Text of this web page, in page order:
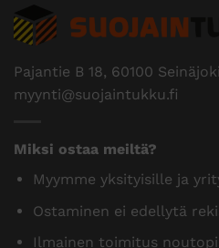
Pajantie B 18, 60100
myynti@suojaintukku.fi
Miksi ostaa meiltä?
Myymme yksityisille ja
Ostaminen ei edellytä
Ilmainen toimitus